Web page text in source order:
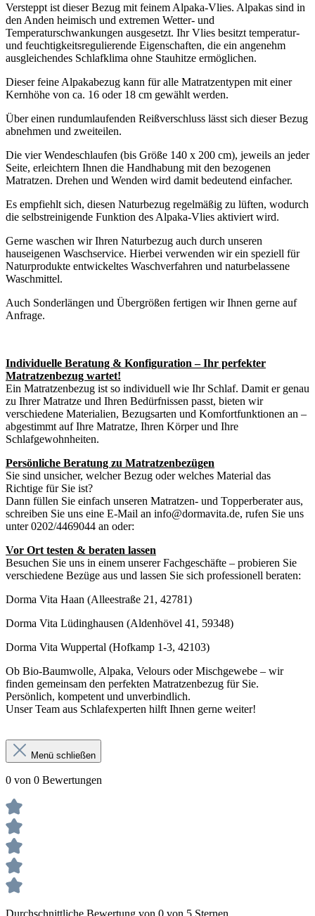
Versteppt ist dieser Bezug mit feinem Alpaka-Vlies. Alpakas sind in
den Anden heimisch und extremen Wetter- und
Temperaturschwankungen ausgesetzt. Ihr Vlies besitzt temperatur-
und feuchtigkeitsregulierende Eigenschaften, die ein angenehm
ausgleichendes Schlafklima ohne Stauhitze ermöglichen.
Dieser feine Alpakabezug kann für alle Matratzentypen mit einer
Kernhöhe von ca. 16 oder 18 cm gewählt werden.
Über einen rundumlaufenden Reißverschluss lässt sich dieser Bezug
abnehmen und zweiteilen.
Die vier Wendeschlaufen (bis Größe 140 x 200 cm), jeweils an jeder
Seite, erleichtern Ihnen die Handhabung mit den bezogenen
Matratzen. Drehen und Wenden wird damit bedeutend einfacher.
Es empfiehlt sich, diesen Naturbezug regelmäßig zu lüften, wodurch
die selbstreinigende Funktion des Alpaka-Vlies aktiviert wird.
Gerne waschen wir Ihren Naturbezug auch durch unseren
hauseigenen Waschservice. Hierbei verwenden wir ein speziell für
Naturprodukte entwickeltes Waschverfahren und naturbelassene
Waschmittel.
Auch Sonderlängen und Übergrößen fertigen wir Ihnen gerne auf
Anfrage.
Individuelle Beratung & Konfiguration – Ihr perfekter
Matratzenbezug wartet!
Ein Matratzenbezug ist so individuell wie Ihr Schlaf. Damit er genau
zu Ihrer Matratze und Ihren Bedürfnissen passt, bieten wir
verschiedene Materialien, Bezugsarten und Komfortfunktionen an –
abgestimmt auf Ihre Matratze, Ihren Körper und Ihre
Schlafgewohnheiten.
Persönliche Beratung zu Matratzenbezügen
Sie sind unsicher, welcher Bezug oder welches Material das
Richtige für Sie ist?
Dann füllen Sie einfach unseren Matratzen- und Topperberater aus,
schreiben Sie uns eine E-Mail an info@dormavita.de, rufen Sie uns
unter 0202/4469044 an oder:
Vor Ort testen & beraten lassen
Besuchen Sie uns in einem unserer Fachgeschäfte – probieren Sie
verschiedene Bezüge aus und lassen Sie sich professionell beraten:
Dorma Vita Haan (Alleestraße 21, 42781)
Dorma Vita Lüdinghausen (Aldenhövel 41, 59348)
Dorma Vita Wuppertal (Hofkamp 1-3, 42103)
Ob Bio-Baumwolle, Alpaka, Velours oder Mischgewebe – wir
finden gemeinsam den perfekten Matratzenbezug für Sie.
Persönlich, kompetent und unverbindlich.
Unser Team aus Schlafexperten hilft Ihnen gerne weiter!
Menü schließen
0 von 0 Bewertungen
Durchschnittliche Bewertung von 0 von 5 Sternen